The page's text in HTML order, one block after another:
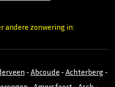
andere zonwering in:
- Abcoude - Achterberg -